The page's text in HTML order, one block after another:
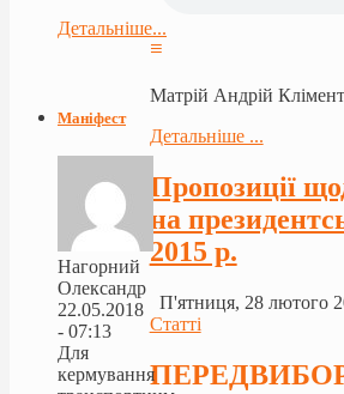
≡
Матрій Андрій
Детальніше ...
Пропозиції
на
2015 р.
П'ятниця, 28 лютого
Статті
Детальніше...
Маніфест
Нагорний
Олександр
22.05.2018
- 07:13
Для
кермування